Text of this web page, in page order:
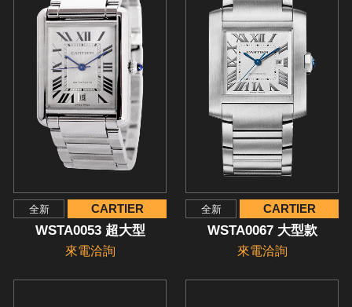
全新 CARTIER
WSTA0053 超大型
來電洽詢
全新 CARTIER
WSTA0067 大型款
來電洽詢